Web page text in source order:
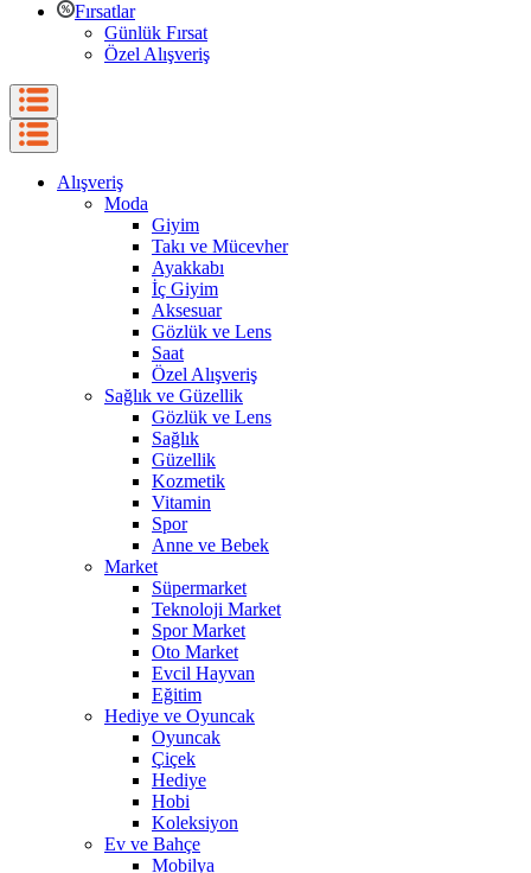
Fırsatlar
Günlük Fırsat
Özel Alışveriş
Alışveriş
Moda
Giyim
Takı ve Mücevher
Ayakkabı
İç Giyim
Aksesuar
Gözlük ve Lens
Saat
Özel Alışveriş
Sağlık ve Güzellik
Gözlük ve Lens
Sağlık
Güzellik
Kozmetik
Vitamin
Spor
Anne ve Bebek
Market
Süpermarket
Teknoloji Market
Spor Market
Oto Market
Evcil Hayvan
Eğitim
Hediye ve Oyuncak
Oyuncak
Çiçek
Hediye
Hobi
Koleksiyon
Ev ve Bahçe
Mobilya